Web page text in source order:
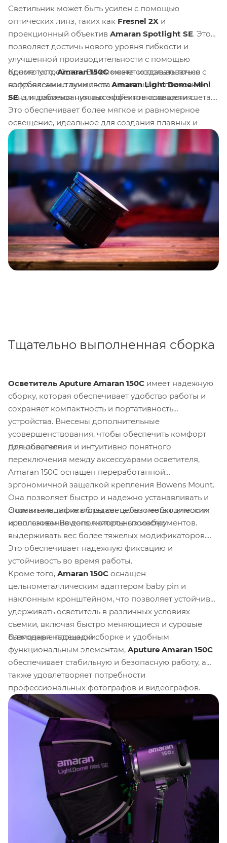
Светильник может быть усилен с помощью
оптических линз, таких как Fresnel 2X и
проекционный объектив Amaran Spotlight SE. Это
позволяет достичь нового уровня гибкости и
улучшенной производительности с помощью
одного устройства. Вы сможете создавать точно
направленные лучи света с помощью оптических
линз и добиться нужных эффектов освещения.
Кроме того,Amaran 150Cможет использоваться с
софтбоксами, такими какAmaran Light Dome Mini
SE, для рассеивания высокой интенсивности света.
Это обеспечивает более мягкое и равномерное
освещение, идеальное для создания плавных и
естественных световых эффектов.
Тщательно выполненная сборка
Осветитель Aputure Amaran 150C имеет надежную
сборку, которая обеспечивает удобство работы и
сохраняет компактность и портативность
устройства. Внесены дополнительные
усовершенствования, чтобы обеспечить комфорт
пользователя.
Для облегчения и интуитивно понятного
переключения между аксессуарами осветителя,
Amaran 150C оснащен переработанной
эргономичной защелкой крепления Bowens Mount.
Она позволяет быстро и надежно устанавливать и
снимать модификаторы света без необходимости
использования дополнительных инструментов.
Осветитель также обладает цельнометаллическим
креплением Bowens, которое способно
выдерживать вес более тяжелых модификаторов.
Это обеспечивает надежную фиксацию и
устойчивость во время работы.
Кроме того, Amaran 150C оснащен
цельнометаллическим адаптером baby pin и
наклонным кронштейном, что позволяет устойчиво
удерживать осветитель в различных условиях
съемки, включая быстро меняющиеся и суровые
съемочные площадки.
Благодаря надежной сборке и удобным
функциональным элементам, Aputure Amaran 150C
обеспечивает стабильную и безопасную работу, а
также удовлетворяет потребности
профессиональных фотографов и видеографов.